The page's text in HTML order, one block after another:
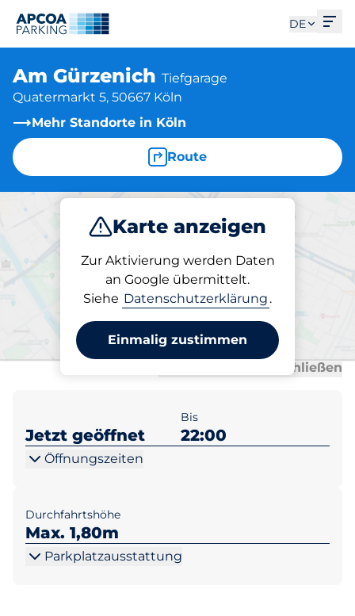
DE
Am Gürzenich Tiefgarage
Quatermarkt 5, 50667 Köln
Mehr Standorte in Köln
Route
Karte anzeigen
Zur Aktivierung werden Daten
an Google übermittelt.
Siehe Datenschutzerklärung .
Einmalig zustimmen
Parken Abo
Abos am Standort
Am Gürzenich
Alle schließen
Jetzt geöffnet
Bis
22:00
Öffnungszeiten
Durchfahrtshöhe
Max. 1,80m
Parkplatzausstattung